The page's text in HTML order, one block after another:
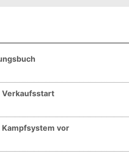
Verkaufsstart
Kampfsystem vor